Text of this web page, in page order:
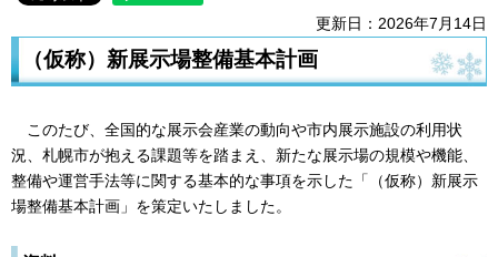
更新日：2026年7月14日
（仮称）新展示場整備基本計画
このたび、全国的な展示会産業の動向や市内展示施設の利用状
況、札幌市が抱える課題等を踏まえ、新たな展示場の規模や機能、
整備や運営手法等に関する基本的な事項を示した「（仮称）新展示
場整備基本計画」を策定いたしました。